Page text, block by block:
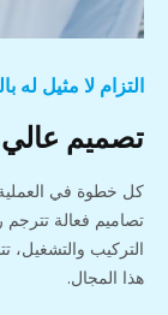
التزام لا مثيل له
تصميم عالي
كل خطوة في
تصاميم فعالة تترجم
التركيب والتشغيل،
هذا المجال.